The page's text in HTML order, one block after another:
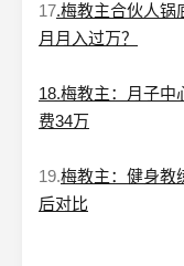
17.梅教主合伙人锅
月月入过万？
18.梅教主：月子中
费34万
19.梅教主：健身教
后对比